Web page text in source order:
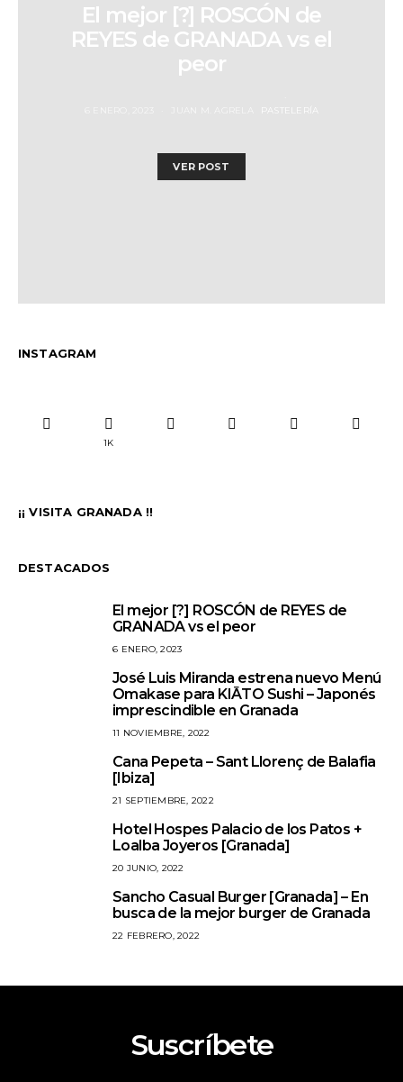
El mejor [?] ROSCÓN de
REYES de GRANADA vs el
peor
PASTELERÍA
VER POST
INSTAGRAM
1K
¡¡ VISITA GRANADA !!
DESTACADOS
El mejor [?] ROSCÓN de REYES de
GRANADA vs el peor
6 ENERO, 2023
José Luis Miranda estrena nuevo Menú
Omakase para KIĀTO Sushi – Japonés
imprescindible en Granada
11 NOVIEMBRE, 2022
Cana Pepeta – Sant Llorenç de Balafia
[Ibiza]
21 SEPTIEMBRE, 2022
Hotel Hospes Palacio de los Patos +
Loalba Joyeros [Granada]
20 JUNIO, 2022
Sancho Casual Burger [Granada] – En
busca de la mejor burger de Granada
22 FEBRERO, 2022
Suscríbete